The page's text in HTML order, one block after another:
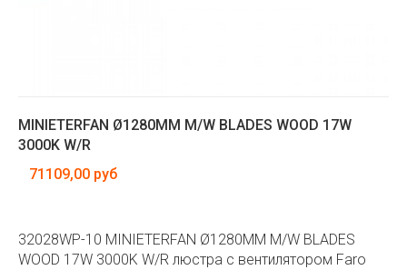
MINIETERFAN Ø1280MM M/W BLADES WOOD 17W
3000K W/R
71109,00 руб
32028WP-10 MINIETERFAN Ø1280MM M/W BLADES
WOOD 17W 3000K W/R люстра с вентилятором Faro